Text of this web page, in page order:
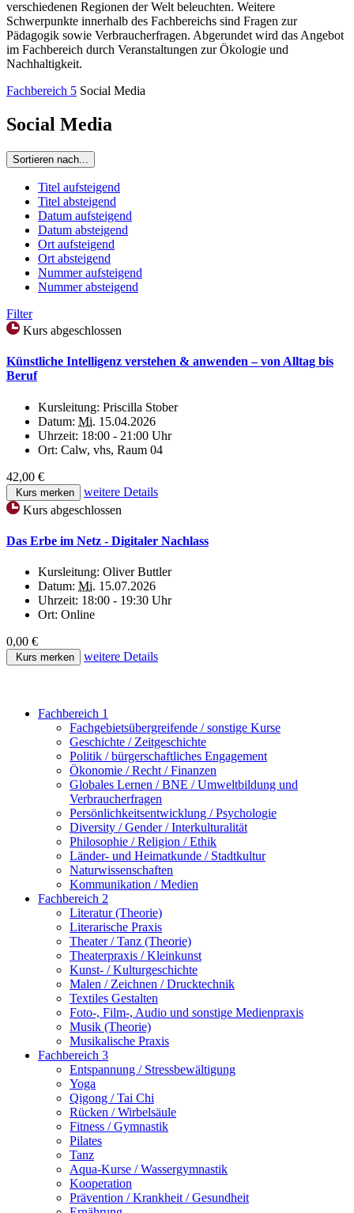
verschiedenen Regionen der Welt beleuchten. Weitere
Schwerpunkte innerhalb des Fachbereichs sind Fragen zur
Pädagogik sowie Verbraucherfragen. Abgerundet wird das Angebot
im Fachbereich durch Veranstaltungen zur Ökologie und
Nachhaltigkeit.
Fachbereich 5 Social Media
Social Media
Sortieren nach...
Titel aufsteigend
Titel absteigend
Datum aufsteigend
Datum absteigend
Ort aufsteigend
Ort absteigend
Nummer aufsteigend
Nummer absteigend
Filter
Kurs abgeschlossen
Künstliche Intelligenz verstehen & anwenden – von Alltag bis
Beruf
Kursleitung: Priscilla Stober
Datum: Mi. 15.04.2026
Uhrzeit: 18:00 - 21:00 Uhr
Ort: Calw, vhs, Raum 04
42,00 €
Kurs merken
weitere Details
Kurs abgeschlossen
Das Erbe im Netz - Digitaler Nachlass
Kursleitung: Oliver Buttler
Datum: Mi. 15.07.2026
Uhrzeit: 18:00 - 19:30 Uhr
Ort: Online
0,00 €
Kurs merken weitere Details
Fachbereich 1
Fachgebietsübergreifende / sonstige Kurse
Geschichte / Zeitgeschichte
Politik / bürgerschaftliches Engagement
Ökonomie / Recht / Finanzen
Globales Lernen / BNE / Umweltbildung und
Verbraucherfragen
Persönlichkeitsentwicklung / Psychologie
Diversity / Gender / Interkulturalität
Philosophie / Religion / Ethik
Länder- und Heimatkunde / Stadtkultur
Naturwissenschaften
Kommunikation / Medien
Fachbereich 2
Literatur (Theorie)
Literarische Praxis
Theater / Tanz (Theorie)
Theaterpraxis / Kleinkunst
Kunst- / Kulturgeschichte
Malen / Zeichnen / Drucktechnik
Textiles Gestalten
Foto-, Film-, Audio und sonstige Medienpraxis
Musik (Theorie)
Musikalische Praxis
Fachbereich 3
Entspannung / Stressbewältigung
Yoga
Qigong / Tai Chi
Rücken / Wirbelsäule
Fitness / Gymnastik
Pilates
Tanz
Aqua-Kurse / Wassergymnastik
Kooperation
Prävention / Krankheit / Gesundheit